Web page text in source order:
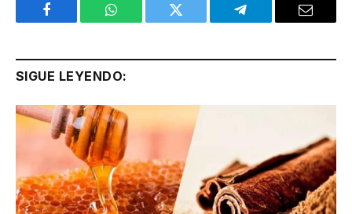
Facebook WhatsApp Twitter Telegram Email
SIGUE LEYENDO: